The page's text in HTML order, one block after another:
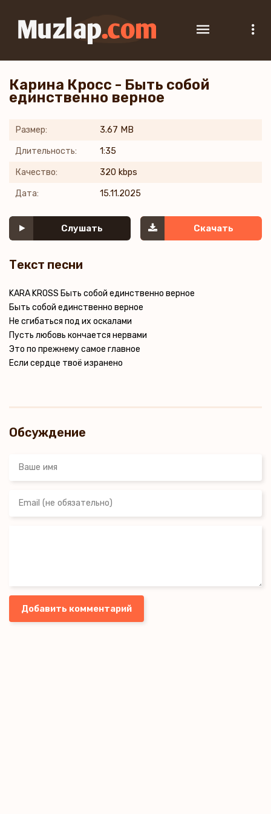
Карина Кросс - Быть собой
единственно верное
Размер: 3.67 MB
Длительность: 1:35
Качество: 320 kbps
Дата: 15.11.2025
Слушать Скачать
Текст песни
KARA KROSS Быть собой единственно верное
Быть собой единственно верное
Не сгибаться под их оскалами
Пусть любовь кончается нервами
Это по прежнему самое главное
Если сердце твоё изранено
Обсуждение
Добавить комментарий